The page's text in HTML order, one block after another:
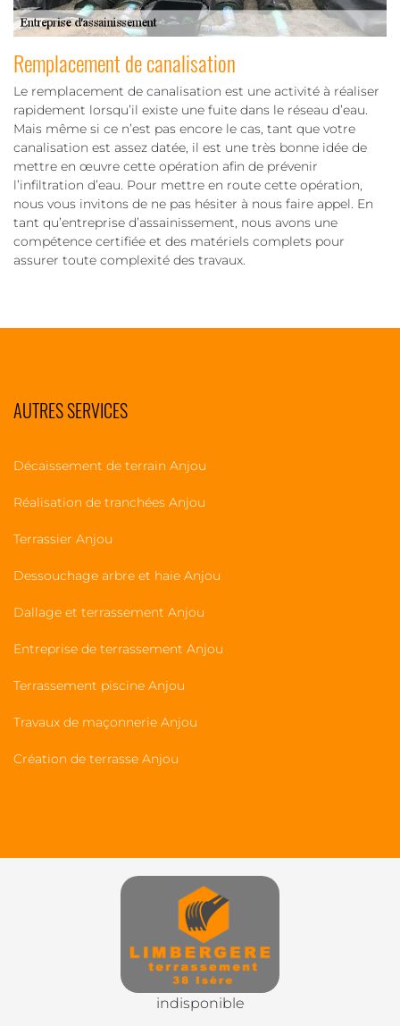
Remplacement de canalisation
Le remplacement de canalisation est une activité à réaliser
rapidement lorsqu’il existe une fuite dans le réseau d’eau.
Mais même si ce n’est pas encore le cas, tant que votre
canalisation est assez datée, il est une très bonne idée de
mettre en œuvre cette opération afin de prévenir
l’infiltration d’eau. Pour mettre en route cette opération,
nous vous invitons de ne pas hésiter à nous faire appel. En
tant qu’entreprise d’assainissement, nous avons une
compétence certifiée et des matériels complets pour
assurer toute complexité des travaux.
AUTRES SERVICES
Décaissement de terrain Anjou
Réalisation de tranchées Anjou
Terrassier Anjou
Dessouchage arbre et haie Anjou
Dallage et terrassement Anjou
Entreprise de terrassement Anjou
Terrassement piscine Anjou
Travaux de maçonnerie Anjou
Création de terrasse Anjou
indisponible